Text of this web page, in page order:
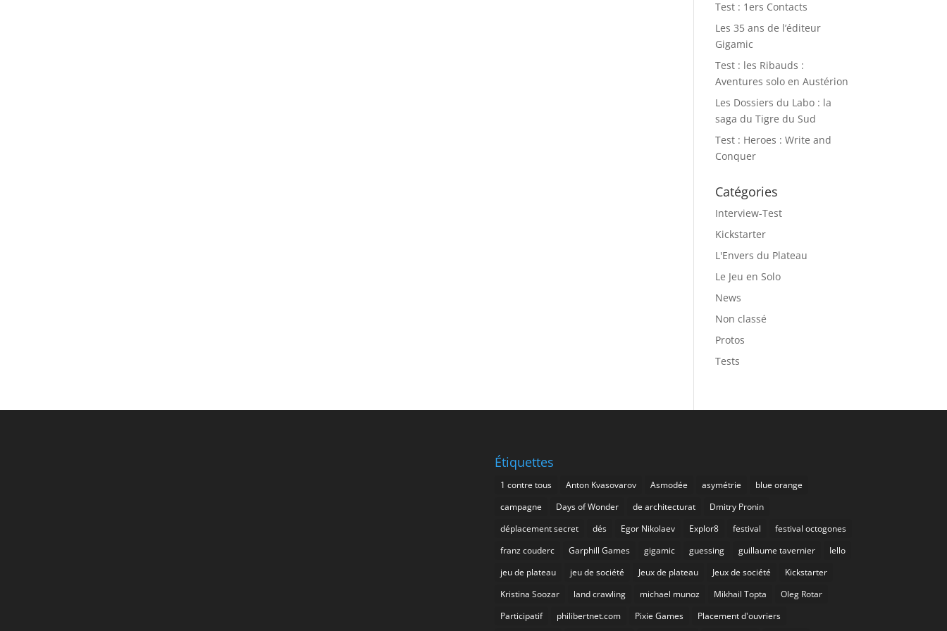
Test : 1ers Contacts
Les 35 ans de l’éditeur
Gigamic
Test : les Ribauds :
Aventures solo en Austérion
Les Dossiers du Labo : la
saga du Tigre du Sud
Test : Heroes : Write and
Conquer
Catégories
Interview-Test
Kickstarter
L'Envers du Plateau
Le Jeu en Solo
News
Non classé
Protos
Tests
Étiquettes
1 contre tous Anton Kvasovarov Asmodée asymétrie
blue orange
campagne
Days of Wonder de architecturat
Dmitry Pronin
déplacement secret
dés Egor Nikolaev Explor8 festival
festival octogones
franz couderc
Garphill Games gigamic guessing guillaume tavernier
Iello
jeu de plateau
jeu de société Jeux de plateau Jeux de société
Kickstarter
Kristina Soozar
land crawling michael munoz Mikhail Topta
Oleg Rotar
Participatif
philibertnet.com Pixie Games Placement d'ouvriers